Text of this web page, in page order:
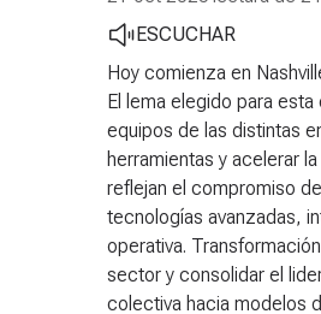
ESCUCHAR
Hoy comienza en
El lema elegido para esta
equipos de las distintas
herramientas y acelerar
reflejan el compromiso
tecnologías avanzadas,
operativa.
sector y consolidar el
colectiva hacia modelos